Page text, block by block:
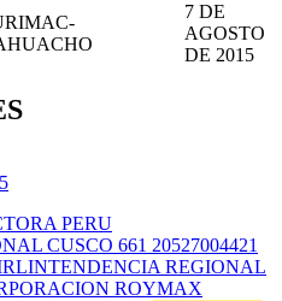
7 DE
AGOSTO
DE 2015
PERU
CUSCO 661 20527004421
REGIONAL
ROYMAX